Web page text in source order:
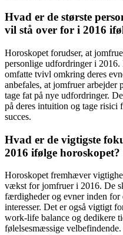
Hvad er de største
vil stå over for i 2016
Horoskopet forudser, at
personlige udfordringer i
omfatte tvivl omkring deres
anbefales, at jomfruer arbejder
tage fat på nye udfordringer.
på deres intuition og tage
succes.
Hvad er de vigtigste
2016 ifølge horoskopet?
Horoskopet fremhæver
vækst for jomfruer i 2016. De
færdigheder og evner inden for
interesser. Det er også vigtigt
work-life balance og dedikere
følelsesmæssige